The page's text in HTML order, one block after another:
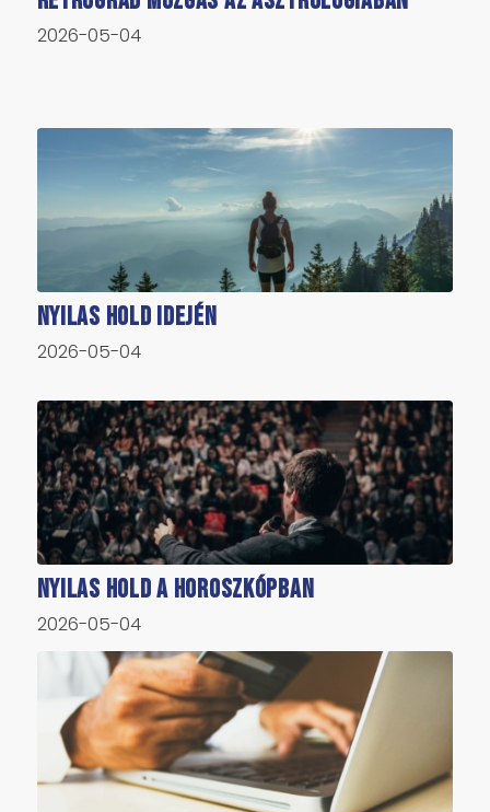
2026-05-04
Nyilas Hold idején
2026-05-04
Nyilas Hold a horoszkópban
2026-05-04